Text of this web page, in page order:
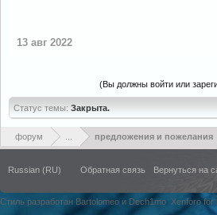
13 авг 2022
(Вы должны войти или
Статус темы: Закрыта.
форум предложения и пожелания
Russian (RU) Обратная связь Вернуться на
Стиль разработан Bartolomeo и Dech1mo Xenforo for